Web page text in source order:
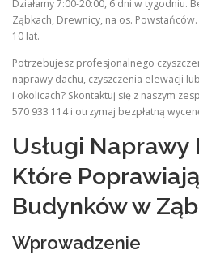
Działamy 7:00-20:00, 6 dni w tygodniu.
Ząbkach, Drewnicy, na os.
10 lat.
Potrzebujesz profesjonalnego
naprawy dachu, czyszczenia elewacji
i okolicach? Skontaktuj się z naszym
570 933 114 i otrzymaj bezpłatną
Usługi Naprawy
Które
Budynków w
Wprowadzenie